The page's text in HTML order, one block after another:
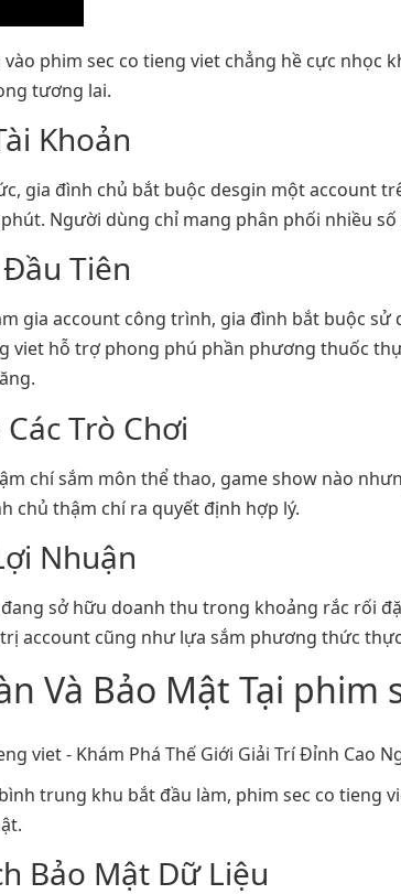
vào phim sec co tieng viet chẳng hề cực
tương lai.
Khoản
gia đình chủ bắt buộc desgin một account
Người dùng chỉ mang phân phối nhiều
Tiên
gia account công trình, gia đình bắt buộc
viet hỗ trợ phong phú phần phương thuốc
Trò Chơi
chí sắm môn thể thao, game show nào
chủ thậm chí ra quyết định hợp lý.
Nhuận
sở hữu doanh thu trong khoảng rắc rối
account cũng như lựa sắm phương thức
Và Bảo Mật Tại phim
trung khu bắt đầu làm, phim sec co tieng
Bảo Mật Dữ Liệu